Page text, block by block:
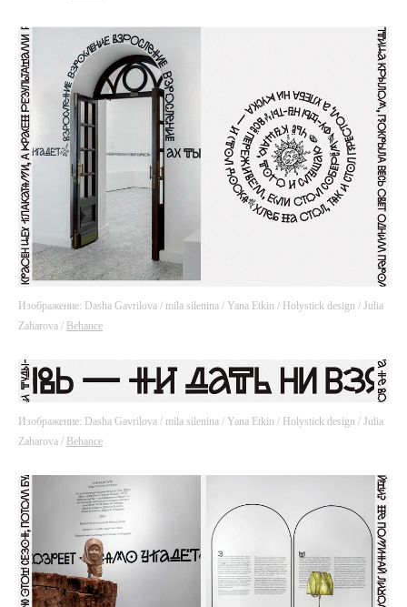
Изображение: Dasha Gavrilova / mila silenina / Yana Etkin / Holystick design / Julia
Zaharova / Behance
Изображение: Dasha Gavrilova / mila silenina / Yana Etkin / Holystick design / Julia
Zaharova / Behance